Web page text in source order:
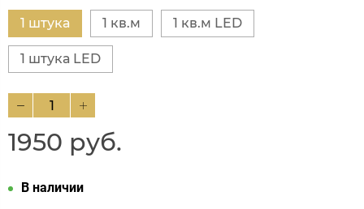
1 штука 1 кв.м 1 кв.м LED
1 штука LED
1950 руб.
В наличии